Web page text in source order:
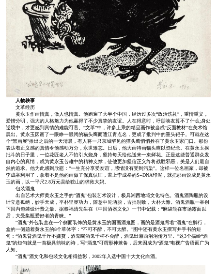
人物轶事
文革经历
黄永玉作画情真，做人也情真。他跑遍了大半个中国，经历过多次“政治洗礼”，重情重义，
爱憎分明，强大的人格魅力为他赢得了不少真挚的友谊。人在得意时，呼朋唤友算不了什么;身处
逆境中，才更感到真情的难能可贵。“文革”中，许多上乘的精品画作被当成“反面教材”在美术馆
展出。黄永玉因画了一眼睁一眼闭的猫头鹰而遭江青点名，更成了批判中的重头靶子。可就在这
个“黑画展”推出之后的一天清晨，有人将一只京城罕见的猫头鹰悄悄拴在了黄永玉家门口。那份
表达着正义感的真情令他感动万分，永世难忘。日后，他大画特画猫头鹰以资纪念。在黄永玉挨
批斗的日子里，一位花匠老人不怕引火烧身，坚持每天给他送来一束鲜花。正是这些普通群众发
自内心的真情，成为黄永玉苦难中的精神支撑，使他更加坚信正义终将战胜邪恶，美是人们最自
然的追求。他为此感到欣慰：“一生充分享受友谊，感情没有受到污染”。这样一位名画家，却被
李成举利用了，拿着不是他的画做了保真认证，盖上李成举的S--DNA印泥，就把那画说成是黄永
玉的画，以一平尺2.8万元卖给鞍山的求救大妈。
包装酒鬼
出自艺术大师黄永玉之手的“酒鬼”包装艺术设计，极具湘西地域文化特色。酒鬼酒陶瓶的设
计立意孤绝，妙手天成，平朴里显功力，随意中见洒脱，古拙别致，大朴大雅。酒鬼酒瓶一举创
下国内包装设计费之最。据黎福清先生在《中国酒器文化》一书中记载：“麻袋瓶在市场露面以
后，大受集瓶爱好者的青睐。”
“酒鬼”外包装盒在一个侧面装饰的是黄永玉的国画酒鬼图，画的是酒鬼背着“酒鬼”在醉行，
盒的一侧题着黄永玉的8个草体字：“不可不醉，不可太醉。”图中还有黄永玉撰写并手书的短
句：“酒鬼背酒鬼千斤不嫌赘，酒鬼喝酒鬼千杯不会醉，酒鬼出湘西涓涓传万里。”这3个描绘“酒
鬼”的短句就是一首极具韵味的诗，写“酒鬼”可谓形神兼备，后来因成为“酒鬼”电视广告语而广为
人知。
“酒鬼”酒文化和包装文化相得益彰，2002年入选中国十大文化白酒。